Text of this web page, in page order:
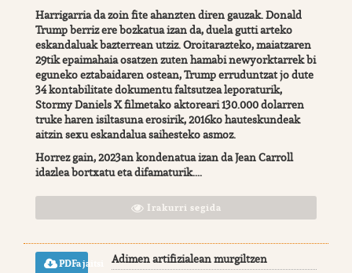
Harrigarria da zoin fite ahanzten diren gauzak. Donald
Trump berriz ere bozkatua izan da, duela gutti arteko
eskandaluak bazterrean utziz. Oroitarazteko, maiatzaren
29tik epaimahaia osatzen zuten hamabi newyorktarrek bi
eguneko eztabaidaren ostean, Trump erruduntzat jo dute
34 kontabilitate dokumentu faltsutzea leporaturik,
Stormy Daniels X filmetako aktoreari 130.000 dolarren
truke haren isiltasuna erosirik, 2016ko hauteskundeak
aitzin sexu eskandalua saihesteko asmoz.
Horrez gain, 2023an kondenatua izan da Jean Carroll
idazlea bortxatu eta difamaturik....
Irakurri segida
PDFa jaitsi Adimen artifizialean murgiltzen